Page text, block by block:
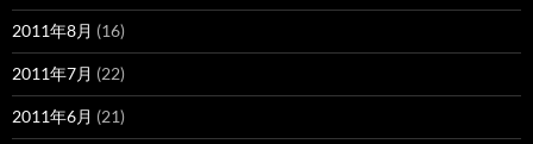
2011年8月 (16)
2011年7月 (22)
2011年6月 (21)